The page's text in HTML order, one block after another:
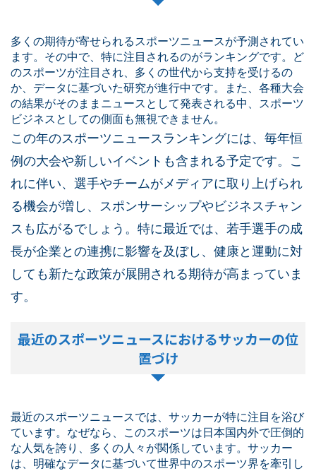
多くの期待が寄せられるスポーツニュースが予測されてい
ます。その中で、特に注目されるのがランキングです。ど
のスポーツが注目され、多くの世代から支持を受けるの
か、データに基づいた研究が進行中です。また、各種大会
の結果がそのままニュースとして発表される中、スポーツ
ビジネスとしての側面も無視できません。
この年のスポーツニュースランキングには、毎年恒
例の大会や新しいイベントも含まれる予定です。こ
れに伴い、選手やチームがメディアに取り上げられ
る機会が増し、スポンサーシップやビジネスチャン
スも広がるでしょう。特に最近では、若手選手の成
長が企業との連携に影響を及ぼし、健康と運動に対
しても新たな政策が展開される期待が高まっていま
す。
最近のスポーツニュースにおけるサッカーの位
置づけ
最近のスポーツニュースでは、サッカーが特に注目を浴び
ています。なぜなら、このスポーツは日本国内外で圧倒的
な人気を誇り、多くの人々が関係しています。サッカー
は、明確なデータに基づいて世界中のスポーツ界を牽引し